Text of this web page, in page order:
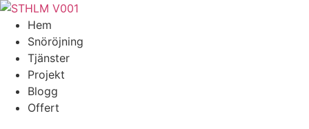
Skip
content
Hem
Snöröjning
Tjänster
Projekt
Blogg
Offert